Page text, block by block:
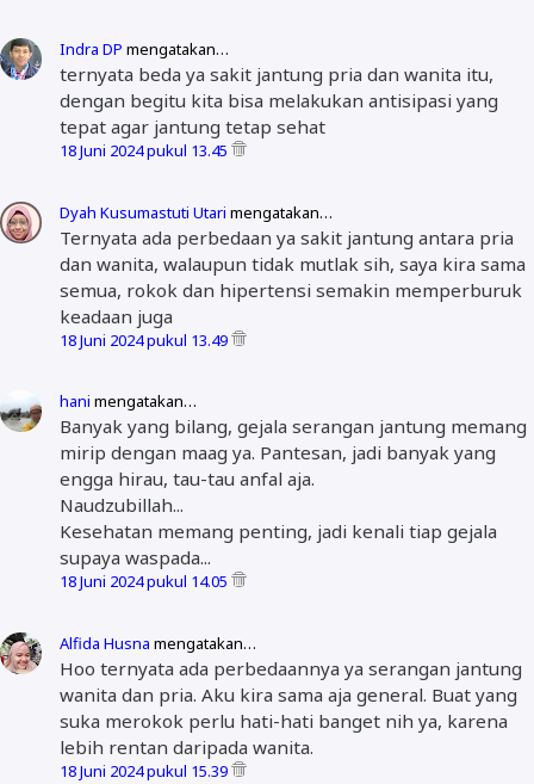
Indra DP mengatakan…
ternyata beda ya sakit jantung pria dan wanita itu,
dengan begitu kita bisa melakukan antisipasi yang
tepat agar jantung tetap sehat
18 Juni 2024 pukul 13.45
Dyah Kusumastuti Utari mengatakan…
Ternyata ada perbedaan ya sakit jantung antara pria
dan wanita, walaupun tidak mutlak sih, saya kira sama
semua, rokok dan hipertensi semakin memperburuk
keadaan juga
18 Juni 2024 pukul 13.49
hani mengatakan…
Banyak yang bilang, gejala serangan jantung memang
mirip dengan maag ya. Pantesan, jadi banyak yang
engga hirau, tau-tau anfal aja.
Naudzubillah...
Kesehatan memang penting, jadi kenali tiap gejala
supaya waspada...
18 Juni 2024 pukul 14.05
Alfida Husna mengatakan…
Hoo ternyata ada perbedaannya ya serangan jantung
wanita dan pria. Aku kira sama aja general. Buat yang
suka merokok perlu hati-hati banget nih ya, karena
lebih rentan daripada wanita.
18 Juni 2024 pukul 15.39